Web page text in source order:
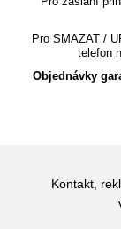
Pro SMAZAT /
telefon
Objednávky
Kontakt,